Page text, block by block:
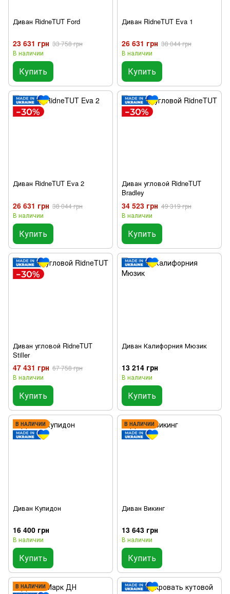
Диван RidneTUT Ford
23 631 грн 33 758 грн
В наличии
Купить
Диван RidneTUT Eva 1
26 631 грн 38 044 грн
В наличии
Купить
Диван RidneTUT Eva 2
26 631 грн 38 044 грн
В наличии
Купить
Диван угловой RidneTUT
Bradley
34 523 грн 49 319 грн
В наличии
Купить
Диван угловой RidneTUT
Stiller
47 431 грн 67 758 грн
В наличии
Купить
Диван Калифорния Мюзик
13 214 грн
В наличии
Купить
В НАЛИЧИИ
Диван Купидон
16 400 грн
В наличии
Купить
В НАЛИЧИИ
Диван Викинг
13 643 грн
В наличии
Купить
В НАЛИЧИИ